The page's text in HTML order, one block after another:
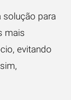
solução para
mais
evitando